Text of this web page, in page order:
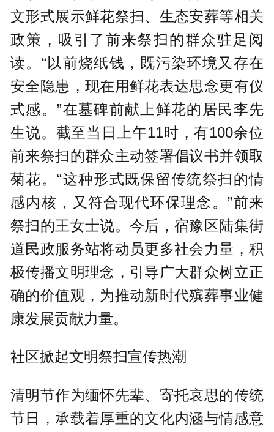
文形式展示鲜花祭扫、生态安葬等相关
政策，吸引了前来祭扫的群众驻足阅
读。“以前烧纸钱，既污染环境又存在
安全隐患，现在用鲜花表达思念更有仪
式感。”在墓碑前献上鲜花的居民李先
生说。截至当日上午11时，有100余位
前来祭扫的群众主动签署倡议书并领取
菊花。“这种形式既保留传统祭扫的情
感内核，又符合现代环保理念。”前来
祭扫的王女士说。今后，宿豫区陆集街
道民政服务站将动员更多社会力量，积
极传播文明理念，引导广大群众树立正
确的价值观，为推动新时代殡葬事业健
康发展贡献力量。
社区掀起文明祭扫宣传热潮
清明节作为缅怀先辈、寄托哀思的传统
节日，承载着厚重的文化内涵与情感意